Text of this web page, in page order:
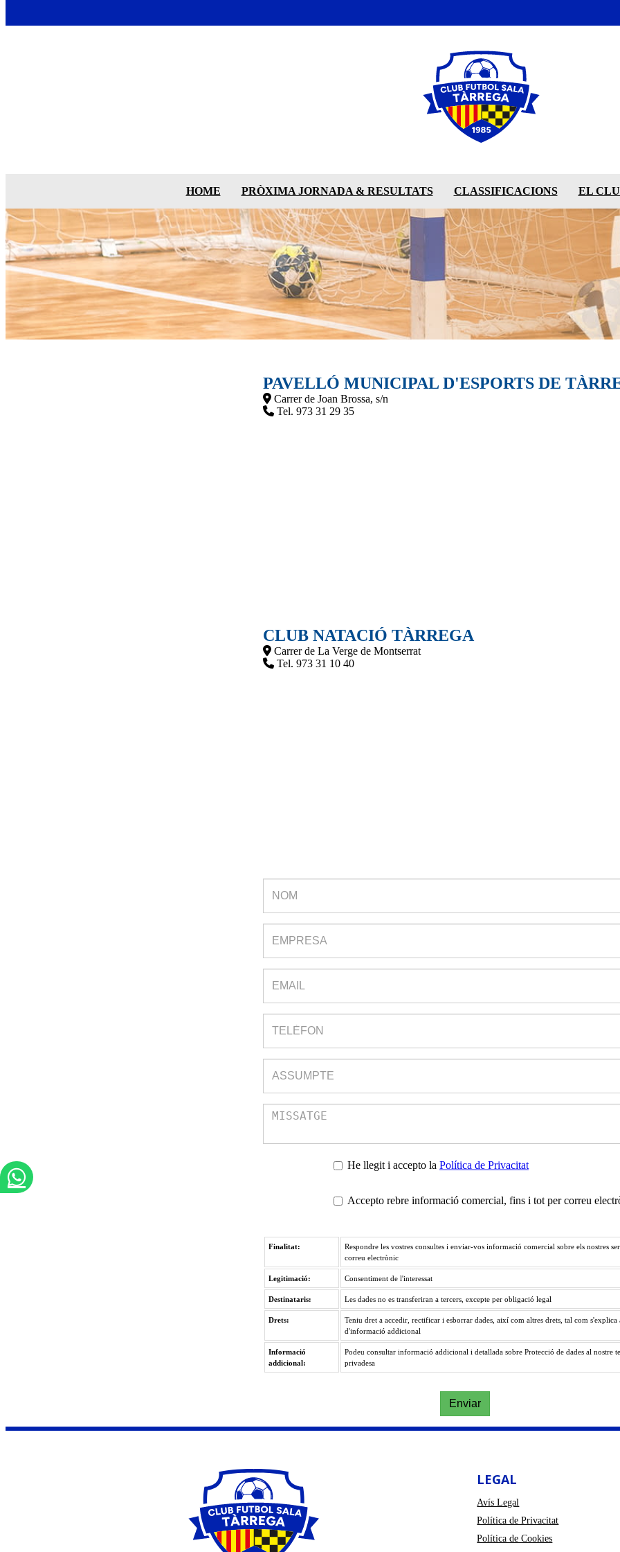
HOME PRÒXIMA JORNADA & RESULTATS CLASSIFICACIONS EL
PAVELLÓ MUNICIPAL D'ESPORTS DE
Carrer de Joan Brossa, s/n
Tel. 973 31 29 35
CLUB NATACIÓ TÀRREGA
Carrer de La Verge de Montserrat
Tel. 973 31 10 40
He llegit i accepto la Política de Privacitat
Accepto rebre informació comercial, fins i tot per correu
Finalitat:
Respondre les vostres consultes i enviar-vos informació comercial sobre els nostres
correu electrònic
Legitimació: Consentiment de l'interessat
Destinataris: Les dades no es transferiran a tercers, excepte per obligació legal
Drets:
Teniu dret a accedir, rectificar i esborrar dades, així com altres drets, tal com s'explica
d'informació addicional
Informació
addicional:
Podeu consultar informació addicional i detallada sobre Protecció de dades al nostre
privadesa
Enviar
LEGAL
Avís Legal
Política de Privacitat
Política de Cookies